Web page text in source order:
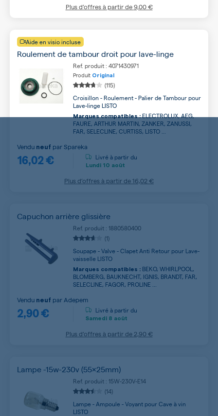
Plus d’offres à partir de9,00 €
Aide en visio incluse
Roulement de tambour droit pour lave-linge
Ref. produit : 4071430971
Produit Original
(115)
Croisillon - Roulement - Palier de Tambour pour
Lave-linge LISTO
Marques compatibles :ELECTROLUX, AEG,
FAURE, ARTHUR MARTIN, ZANKER, ZANUSSI,
FAR, SELECLINE, CURTISS, LISTO ...
16,02 €
Vendu neuf parSpareka
Livré à partir du
Lundi 10 août
Plus d’offres à partir de16,02 €
Capuchon arrière glissière
Ref. produit : 1880580400
(1)
Soupape - Valve - Clapet Anti Retour pour Lave-
vaisselle LISTO
Marques compatibles : BEKO, WHIRLPOOL,
BLOMBERG, BAUKNECHT, IGNIS, BRANDT, FAR,
SELECLINE, FAGOR, PROLINE ...
2,90 €
Vendu neuf par Adepem
Livré à partir du
Samedi 8 août
Plus d’offres à partir de 2,90 €
Lampe -15w-230v (55x25mm)
Ref. produit : 15W-230V-E14
(14)
Lampe - Ampoule - Voyant pour Cave à vin
LISTO